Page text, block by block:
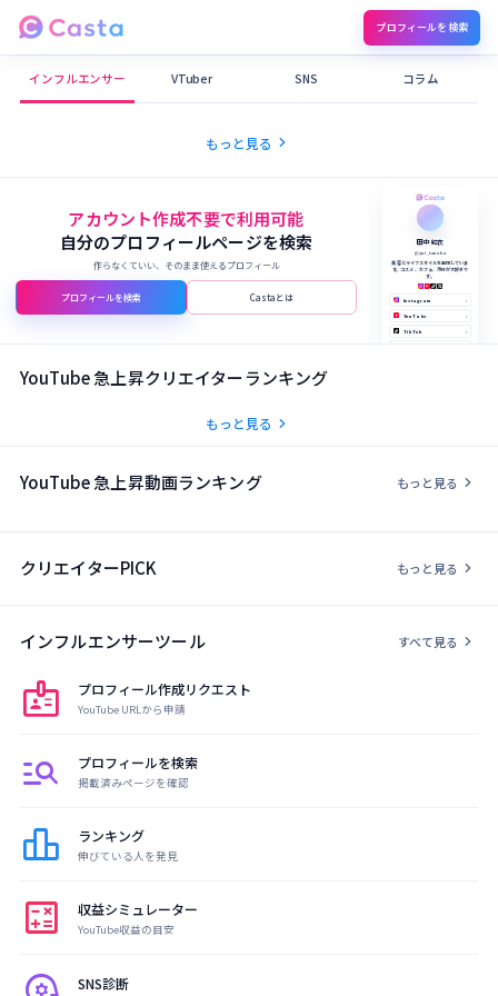
プロフィールを検索
Castaメディア
インフルエンサー VTuber SNS コラム
もっと見る chevron_right
アカウント作成不要で利用可能
自分のプロフィールページを検索
作らなくていい、そのまま使えるプロフィール
プロフィールを検索 Castaとは
田中 結衣
@yui_tanaka
美容とライフスタイルを発信していま
す。コスメ、カフェ、旅行が大好きで
す。
Instagram ›
YouTube ›
TikTok ›
YouTube 急上昇クリエイターランキング
もっと見る chevron_right
YouTube 急上昇動画ランキング もっと見る chevron_right
クリエイターPICK もっと見る chevron_right
インフルエンサーツール すべて見る chevron_right
badge プロフィール作成リクエスト
YouTube URLから申請
manage_search プロフィールを検索
掲載済みページを確認
leaderboard ランキング
伸びている人を発見
calculate 収益シミュレーター
YouTube収益の目安
SNS診断